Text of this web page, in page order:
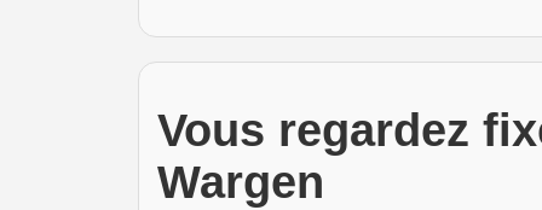
Vous regardez
Wargen